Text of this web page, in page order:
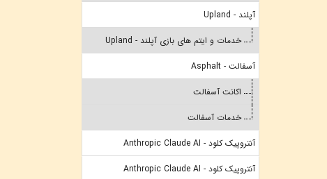
آپلند - Upland
خدمات و ایتم های بازی آپلند - Upland
آسفالت - Asphalt
اکانت آسفالت
خدمات آسفالت
آنتروپیک کلود - Anthropic Claude AI
آنتروپیک کلود - Anthropic Claude AI